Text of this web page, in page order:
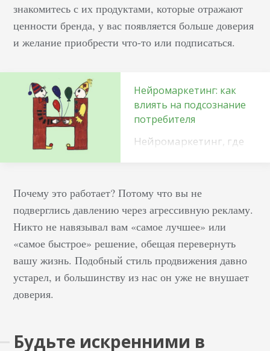
знакомитесь с их продуктами, которые отражают
ценности бренда, у вас появляется больше доверия
и желание приобрести что-то или подписаться.
Нейромаркетинг: как
влиять на подсознание
потребителя
Нейромаркетинг, где
на подсознание
потребителя. В этой
статье мы раскроем
тайны эффективных
маркетинговых
стратегиях,
психологии и
Почему это работает? Потому что вы не
подверглись давлению через агрессивную рекламу.
Никто не навязывал вам «самое лучшее» или
«самое быстрое» решение, обещая перевернуть
вашу жизнь. Подобный стиль продвижения давно
устарел, и большинству из нас он уже не внушает
доверия.
Будьте искренними в